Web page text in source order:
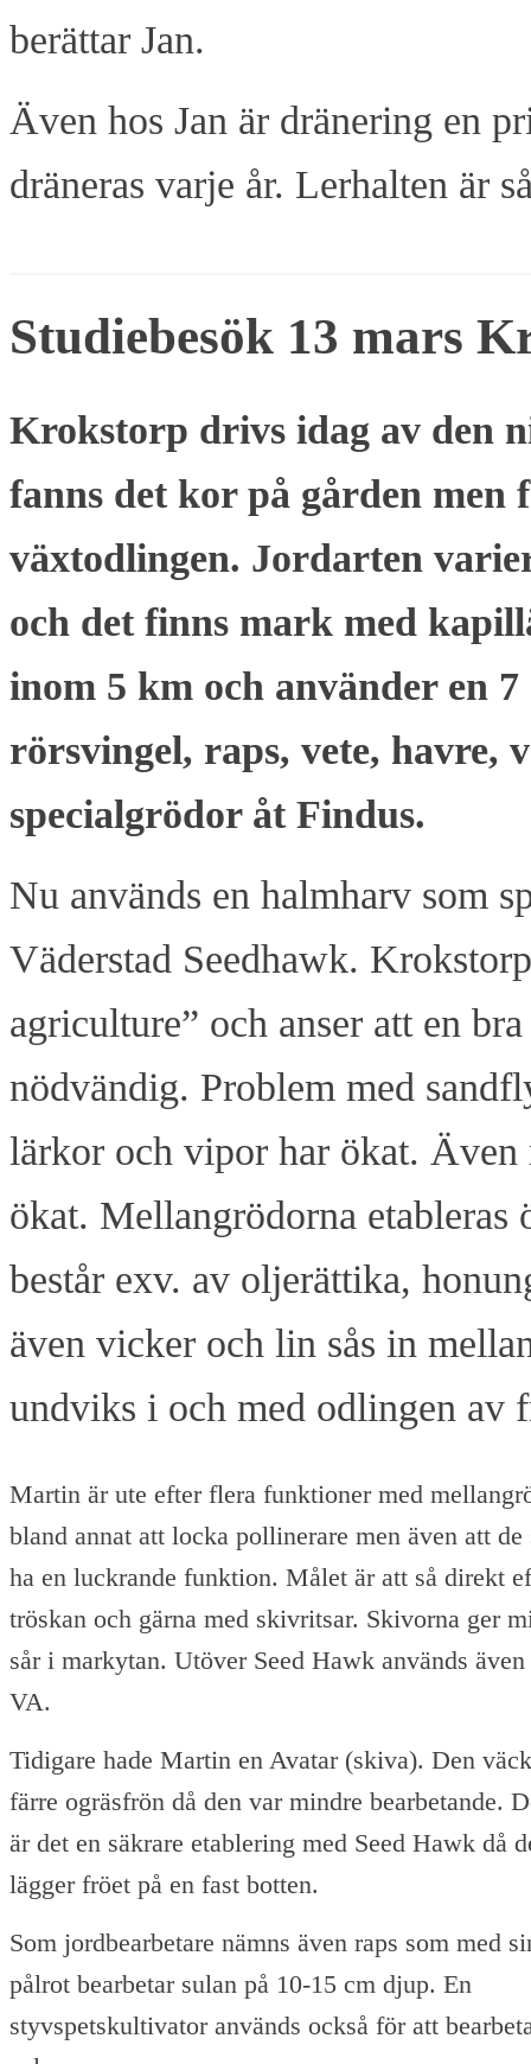
berättar Jan.
Även hos Jan är dränering en
dräneras varje år. Lerhalten är
Studiebesök 13 mars
Krokstorp drivs idag av den
fanns det kor på gården men
växtodlingen. Jordarten
och det finns mark med
inom 5 km och använder en
rörsvingel, raps, vete, havre,
specialgrödor åt Findus.
Nu används en halmharv som
Väderstad Seedhawk.
agriculture” och anser att en
nödvändig. Problem med
lärkor och vipor har ökat.
ökat. Mellangrödorna etableras
består exv. av oljerättika,
även vicker och lin sås in
undviks i och med odlingen av
Martin är ute efter flera funktioner med
bland annat att locka pollinerare men även att de
ha en luckrande funktion. Målet är att så direkt
tröskan och gärna med skivritsar. Skivorna ger
sår i markytan. Utöver Seed Hawk används
VA.
Tidigare hade Martin en Avatar (skiva). Den
färre ogräsfrön då den var mindre bearbetande.
är det en säkrare etablering med Seed Hawk då
lägger fröet på en fast botten.
Som jordbearbetare nämns även raps som med
pålrot bearbetar sulan på 10-15 cm djup. En
styvspetskultivator används också för att